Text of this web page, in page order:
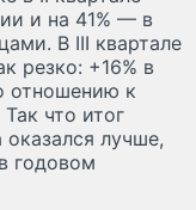
и на 41% — в
В III квартале
резко: +16% в
отношению к
что итог
лучше,
годовом